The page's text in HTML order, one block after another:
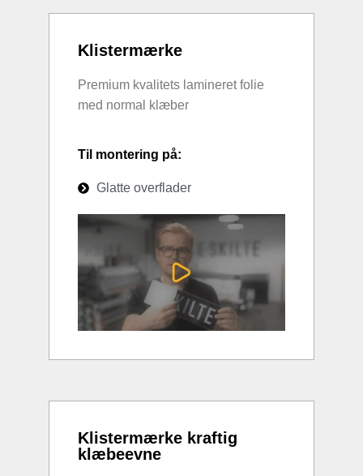
Klistermærke
Premium kvalitets lamineret folie
med normal klæber
Til montering på:
Glatte overflader
Klistermærke kraftig
klæbeevne